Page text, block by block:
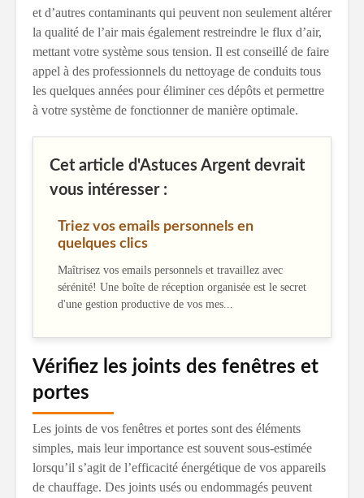
et d’autres contaminants qui peuvent non seulement altérer
la qualité de l’air mais également restreindre le flux d’air,
mettant votre système sous tension. Il est conseillé de faire
appel à des professionnels du nettoyage de conduits tous
les quelques années pour éliminer ces dépôts et permettre
à votre système de fonctionner de manière optimale.
Cet article d'Astuces Argent devrait
vous intéresser :
Triez vos emails personnels en
quelques clics
Maîtrisez vos emails personnels et travaillez avec
sérénité! Une boîte de réception organisée est le secret
d'une gestion productive de vos mes...
Vérifiez les joints des fenêtres et
portes
Les joints de vos fenêtres et portes sont des éléments
simples, mais leur importance est souvent sous-estimée
lorsqu’il s’agit de l’efficacité énergétique de vos appareils
de chauffage. Des joints usés ou endommagés peuvent